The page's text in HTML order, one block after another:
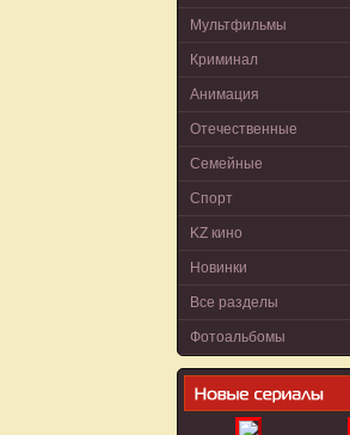
Мультфильмы
Криминал
Анимация
Отечественные
Семейные
Спорт
KZ кино
Новинки
Все разделы
Фотоальбомы